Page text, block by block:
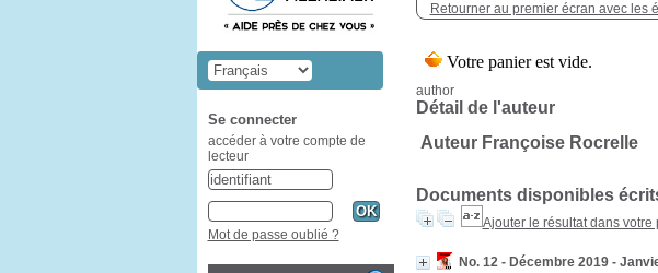
Retourner au premier écran avec les
author
Détail de l'auteur
Auteur Françoise Rocrelle
Documents disponibles
Ajouter le résultat dans votre
No. 12 - Décembre 2019 -
Se connecter
accéder à votre compte de
lecteur
Mot de passe oublié ?